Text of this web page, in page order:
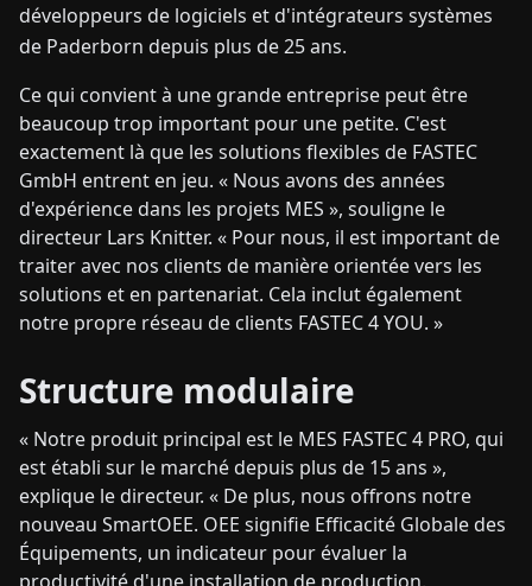
développeurs de logiciels et d'intégrateurs systèmes
de Paderborn depuis plus de 25 ans.
Ce qui convient à une grande entreprise peut être
beaucoup trop important pour une petite. C'est
exactement là que les solutions flexibles de FASTEC
GmbH entrent en jeu. « Nous avons des années
d'expérience dans les projets MES », souligne le
directeur Lars Knitter. « Pour nous, il est important de
traiter avec nos clients de manière orientée vers les
solutions et en partenariat. Cela inclut également
notre propre réseau de clients FASTEC 4 YOU. »
Structure modulaire
« Notre produit principal est le MES FASTEC 4 PRO, qui
est établi sur le marché depuis plus de 15 ans »,
explique le directeur. « De plus, nous offrons notre
nouveau SmartOEE. OEE signifie Efficacité Globale des
Équipements, un indicateur pour évaluer la